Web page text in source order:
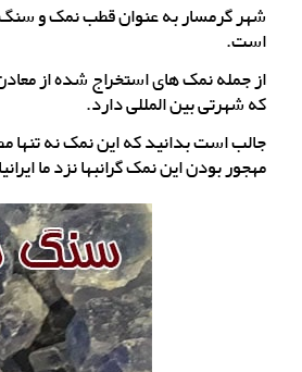
شهر گرمسار به عنوان قطب نمک و سنگ
است.
از جمله نمک های استخراج شده از
که شهرتی بین المللی دارد.
جالب است بدانید که این نمک نه تنها
مهجور بودن این نمک گرانبها نزد ما